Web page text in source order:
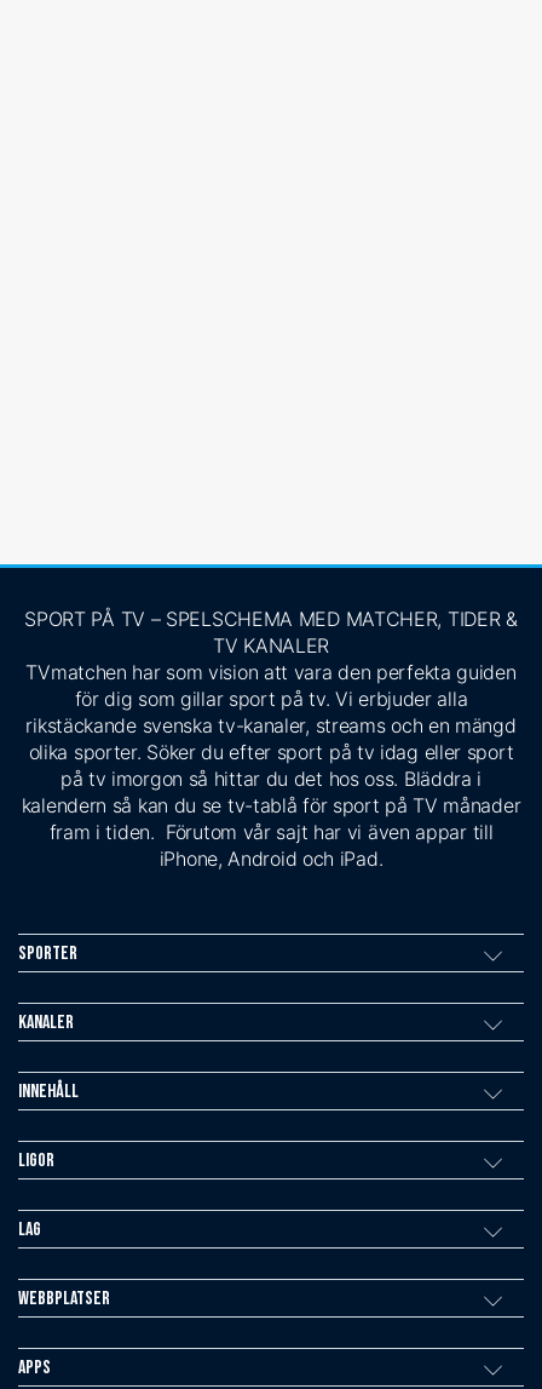
SPORT PÅ TV – SPELSCHEMA MED MATCHER, TIDER &
TV KANALER
TVmatchen har som vision att vara den perfekta guiden
för dig som gillar sport på tv. Vi erbjuder alla
rikstäckande svenska tv-kanaler, streams och en mängd
olika sporter. Söker du efter sport på tv idag eller sport
på tv imorgon så hittar du det hos oss. Bläddra i
kalendern så kan du se tv-tablå för sport på TV månader
fram i tiden. Förutom vår sajt har vi även appar till
iPhone, Android och iPad.
Sporter
Kanaler
Innehåll
Ligor
Lag
Webbplatser
Apps